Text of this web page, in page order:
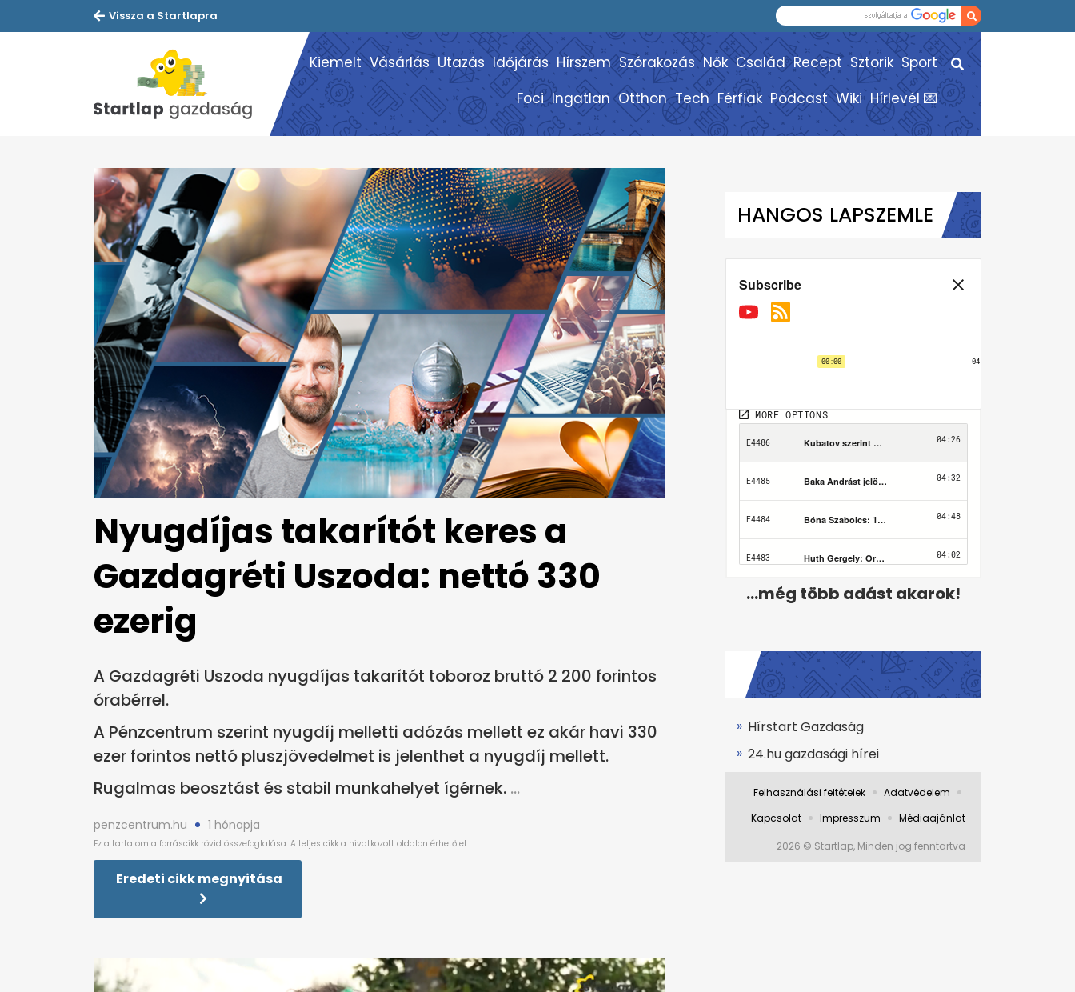
Vissza a Startlapra
Kiemelt Vásárlás Utazás Időjárás Hírszem Szórakozás Nők Család Recept Sztorik Sport
Foci Ingatlan Otthon Tech Férfiak Podcast Wiki Hírlevél 💌
Nyugdíjas takarítót keres a
Gazdagréti Uszoda: nettó 330
ezerig
A Gazdagréti Uszoda nyugdíjas takarítót toboroz bruttó 2 200 forintos
órabérrel.
A Pénzcentrum szerint nyugdíj melletti adózás mellett ez akár havi 330
ezer forintos nettó pluszjövedelmet is jelenthet a nyugdíj mellett.
Rugalmas beosztást és stabil munkahelyet ígérnek.
penzcentrum.hu 1 hónapja
Eredeti cikk megnyitása
HANGOS LAPSZEMLE
...még több adást akarok!
Hírstart Gazdaság
24.hu gazdasági hírei
Felhasználási feltételek
Adatvédelem
Kapcsolat
Impresszum Médiaajánlat
2026 © Startlap, Minden jog fenntartva